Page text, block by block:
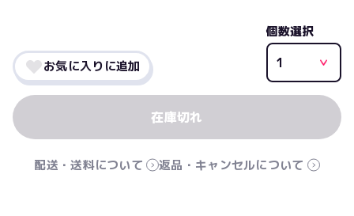
個数選択
お気に入りに追加
配送・送料について 返品・キャンセルについて